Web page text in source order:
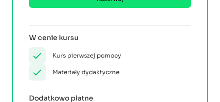
W cenie kursu
Kurs pierwszej pomocy
Materiały dydaktyczne
Dodatkowo płatne